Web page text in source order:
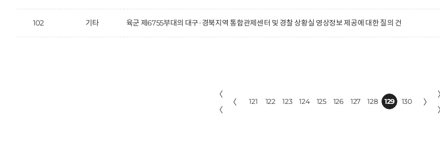
102 기타 육군 제6755부대의 대구·경북지역 통합관제센터 및 경찰 상황실 영상정보 제공에 대한 질의 건
〈
〈
〈 121 122 123 124 125 126 127 128 129 130 〉